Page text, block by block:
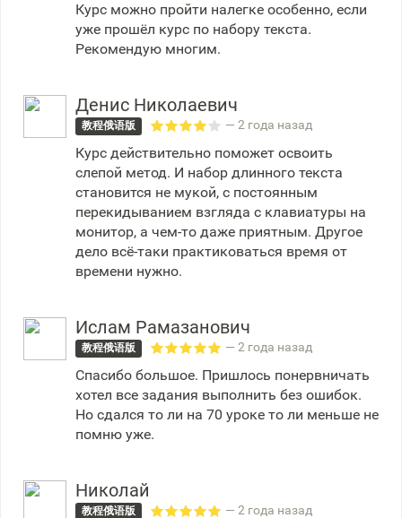
Курс можно пройти налегке особенно, если
уже прошёл курс по набору текста.
Рекомендую многим.
Денис Николаевич
教程俄语版 — 2 года назад
Курс действительно поможет освоить
слепой метод. И набор длинного текста
становится не мукой, с постоянным
перекидыванием взгляда с клавиатуры на
монитор, а чем-то даже приятным. Другое
дело всё-таки практиковаться время от
времени нужно.
Ислам Рамазанович
教程俄语版 — 2 года назад
Спасибо большое. Пришлось понервничать
хотел все задания выполнить без ошибок.
Но сдался то ли на 70 уроке то ли меньше не
помню уже.
Николай
教程俄语版 — 2 года назад